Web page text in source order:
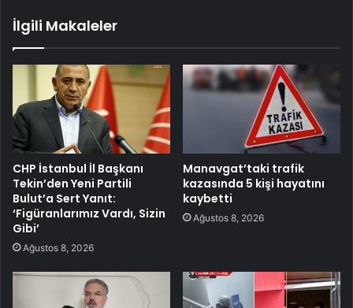
İlgili Makaleler
CHP İstanbul İl Başkanı
Tekin’den Yeni Partili
Bulut’a Sert Yanıt:
‘Figüranlarımız Vardı, Sizin
Gibi’
Ağustos 8, 2026
Manavgat’taki trafik
kazasında 5 kişi hayatını
kaybetti
Ağustos 8, 2026